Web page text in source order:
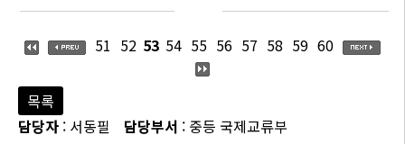
51 52 53 54 55 56 57 58 59 60
목록
담당자 : 서동필 담당부서 : 중등 국제교류부